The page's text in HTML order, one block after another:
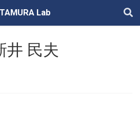
TAMURA Lab
井 民夫